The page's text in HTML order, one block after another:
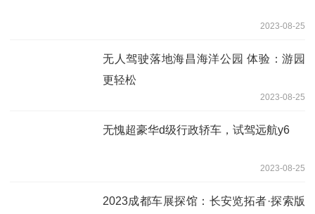
2023-08-25
无人驾驶落地海昌海洋公园 体验：游园
更轻松
2023-08-25
无愧超豪华d级行政轿车，试驾远航y6
2023-08-25
2023成都车展探馆：长安览拓者·探索版